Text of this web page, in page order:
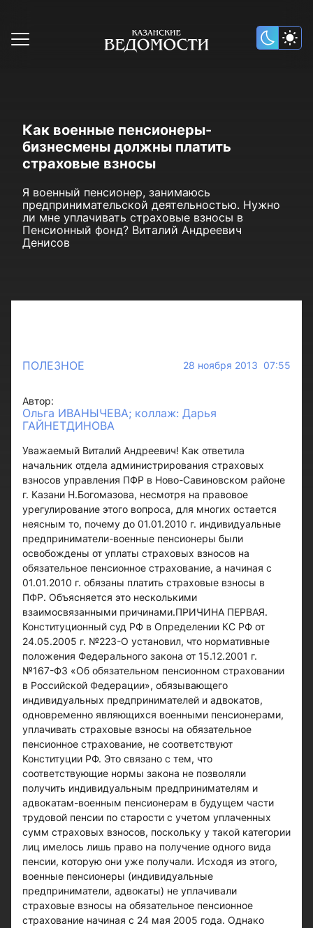
Как военные пенсионеры-
бизнесмены должны платить
страховые взносы
Я военный пенсионер, занимаюсь
предпринимательской деятельностью. Нужно
ли мне уплачивать страховые взносы в
Пенсионный фонд? Виталий Андреевич
Денисов
ПОЛЕЗНОЕ 28 ноября 2013 07:55
Автор:
Ольга ИВАНЫЧЕВА; коллаж: Дарья
ГАЙНЕТДИНОВА
Уважаемый Виталий Андреевич! Как ответила
начальник отдела администрирования страховых
взносов управления ПФР в Ново-Савиновском районе
г. Казани Н.Богомазова, несмотря на правовое
урегулирование этого вопроса, для многих остается
неясным то, почему до 01.01.2010 г. индивидуальные
предприниматели-военные пенсионеры были
освобождены от уплаты страховых взносов на
обязательное пенсионное страхование, а начиная с
01.01.2010 г. обязаны платить страховые взносы в
ПФР. Объясняется это несколькими
взаимосвязанными причинами.ПРИЧИНА ПЕРВАЯ.
Конституционный суд РФ в Определении КС РФ от
24.05.2005 г. №223-О установил, что нормативные
положения Федерального закона от 15.12.2001 г.
№167-ФЗ «Об обязательном пенсионном страховании
в Российской Федерации», обязывающего
индивидуальных предпринимателей и адвокатов,
одновременно являющихся военными пенсионерами,
уплачивать страховые взносы на обязательное
пенсионное страхование, не соответствуют
Конституции РФ. Это связано с тем, что
соответствующие нормы закона не позволяли
получить индивидуальным предпринимателям и
адвокатам-военным пенсионерам в будущем части
трудовой пенсии по старости с учетом уплаченных
сумм страховых взносов, поскольку у такой категории
лиц имелось лишь право на получение одного вида
пенсии, которую они уже получали. Исходя из этого,
военные пенсионеры (индивидуальные
предприниматели, адвокаты) не уплачивали
страховые взносы на обязательное пенсионное
страхование начиная с 24 мая 2005 года. Однако